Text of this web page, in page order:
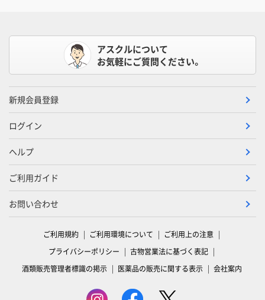
アスクルについて
お気軽にご質問ください。
新規会員登録
ログイン
ヘルプ
ご利用ガイド
お問い合わせ
ご利用規約 ご利用環境について
ご利用上の注意
プライバシーポリシー
古物営業法に基づく表記
酒類販売管理者標識の掲示
医薬品の販売に関する表示 会社案内